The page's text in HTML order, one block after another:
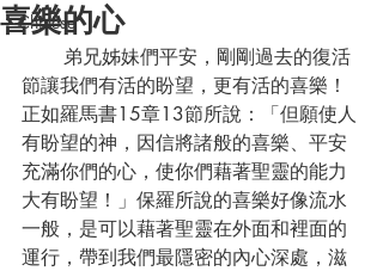
Chinese
喜樂的心
節讓我們有活的盼望，更有活的喜樂！
正如羅馬書15章13節所說：「但願使人
有盼望的神，因信將諸般的喜樂、平安
充滿你們的心，使你們藉著聖靈的能力
大有盼望！」保羅所說的喜樂好像流水
一般，是可以藉著聖靈在外面和裡面的
運行，帶到我們最隱密的內心深處，滋